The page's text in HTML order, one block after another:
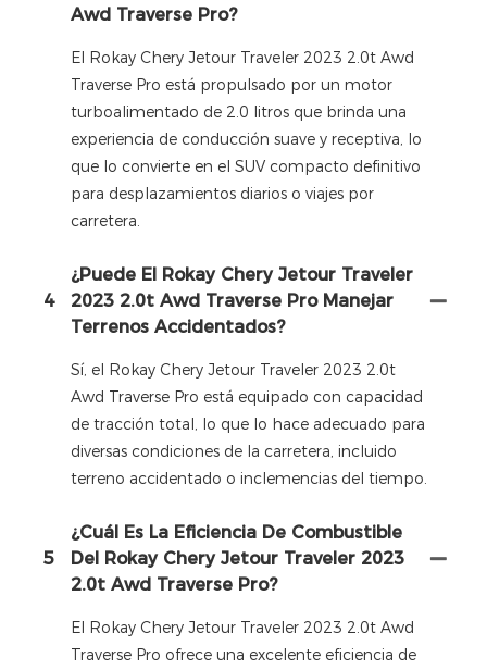
Awd Traverse Pro?
El Rokay Chery Jetour Traveler 2023 2.0t Awd
Traverse Pro está propulsado por un motor
turboalimentado de 2.0 litros que brinda una
experiencia de conducción suave y receptiva, lo
que lo convierte en el SUV compacto definitivo
para desplazamientos diarios o viajes por
carretera.
4
¿Puede El Rokay Chery Jetour Traveler
2023 2.0t Awd Traverse Pro Manejar
Terrenos Accidentados?
Sí, el Rokay Chery Jetour Traveler 2023 2.0t
Awd Traverse Pro está equipado con capacidad
de tracción total, lo que lo hace adecuado para
diversas condiciones de la carretera, incluido
terreno accidentado o inclemencias del tiempo.
5
¿Cuál Es La Eficiencia De Combustible
Del Rokay Chery Jetour Traveler 2023
2.0t Awd Traverse Pro?
El Rokay Chery Jetour Traveler 2023 2.0t Awd
Traverse Pro ofrece una excelente eficiencia de